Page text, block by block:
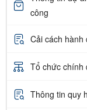
công
Cải cách hành
Tổ chức chính
Thông tin quy